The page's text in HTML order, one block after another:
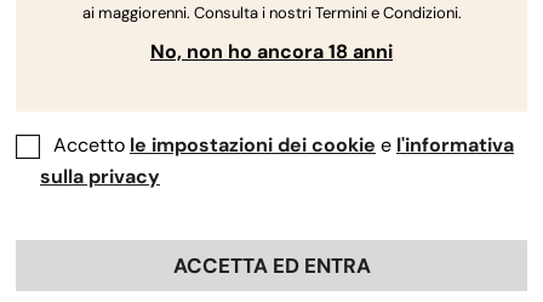
ai maggiorenni. Consulta i nostri Termini e Condizioni.
No, non ho ancora 18 anni
Accetto le impostazioni dei cookie e l'informativa
sulla privacy
ACCETTA ED ENTRA